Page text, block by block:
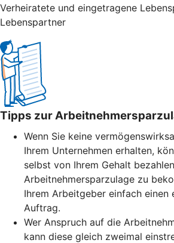
Verheiratete und eingetragene
Lebenspartner
Tipps zur
Wenn Sie keine
Ihrem Unternehmen erhalten,
selbst von Ihrem Gehalt
Arbeitnehmersparzulage zu
Ihrem Arbeitgeber einfach einen
Auftrag.
Wer Anspruch auf die
kann diese gleich zweimal